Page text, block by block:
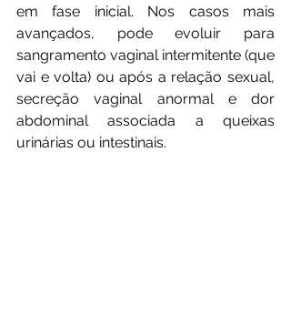
em fase inicial. Nos casos mais
avançados, pode evoluir para
sangramento vaginal intermitente (que
vai e volta) ou após a relação sexual,
secreção vaginal anormal e dor
abdominal associada a queixas
urinárias ou intestinais.